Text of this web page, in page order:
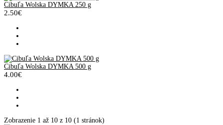
Cibuľa Wolska DYMKA 250 g
2.50€
Cibuľa Wolska DYMKA 500 g
4.00€
Zobrazenie 1 až 10 z 10 (1 stránok)